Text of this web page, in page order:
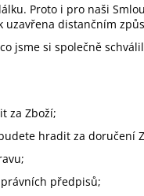
Proto i pro naši
uzavřena distančním
jsme si společně
za Zboží;
hradit za doručení
předpisů;